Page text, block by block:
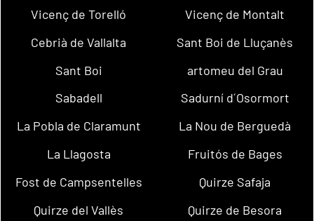
Vicenç de Torelló
Vicenç de Montalt
Cebrià de Vallalta
Sant Boi de Lluçanès
Sant Boi
artomeu del Grau
Sabadell
Sadurní d´Osormort
La Pobla de Claramunt
La Nou de Berguedà
La Llagosta
Fruitós de Bages
Fost de Campsentelles
Quirze Safaja
Quirze del Vallès
Quirze de Besora